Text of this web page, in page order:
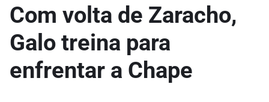
Com volta de Zaracho,
Galo treina para
enfrentar a Chape